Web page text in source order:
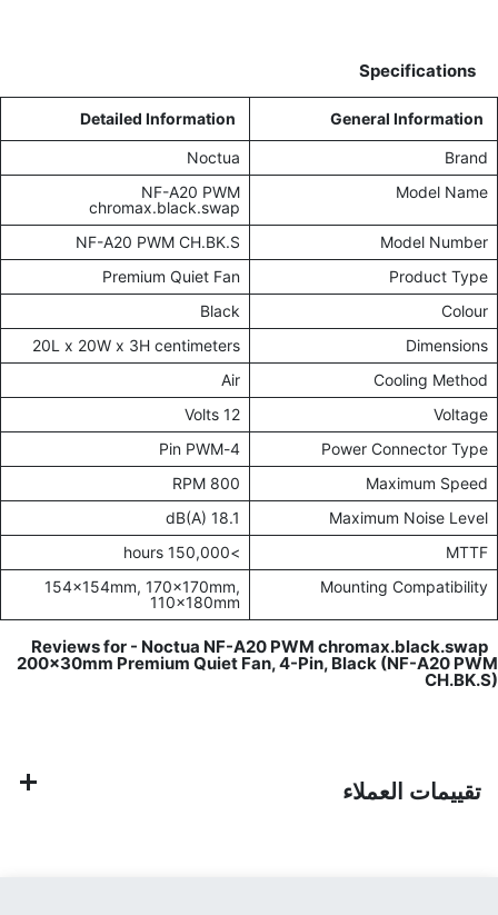
Specifications
General Information
Detailed Information
Brand
Noctua
Model Name
NF-A20 PWM
chromax.black.swap
Model Number
NF-A20 PWM CH.BK.S
Product Type
Premium Quiet Fan
Colour
Black
Dimensions
20L x 20W x 3H centimeters
Cooling Method
Air
Voltage
12 Volts
Power Connector Type
4-Pin PWM
Maximum Speed
800 RPM
Maximum Noise Level
18.1 dB(A)
MTTF
>150,000 hours
Mounting Compatibility
154x154mm, 170x170mm,
110x180mm
Noctua NF-A20 PWM chromax.black.swap
200x30mm Premium Quiet Fan, 4-Pin, Black (NF-A20 PWM
CH.BK.S)
تقييمات العملاء